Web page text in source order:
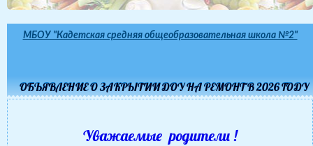
МБОУ "Кадетская средняя общеобразовательная школа №2"
ОБЪЯВЛЕНИЕ О ЗАКРЫТИИ ДОУ НА РЕМОНТ В 2026 ГОДУ
Уважаемые родители !